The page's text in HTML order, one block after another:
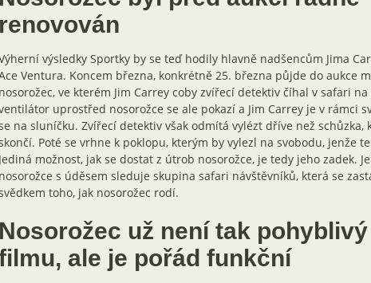
renovován
výsledky Sportky by se teď hodily hlavně nadšencům Jima
Ventura. Koncem března, konkrétně 25. března půjde do aukce
nosorožec, ve kterém Jim Carrey coby zvířecí detektiv číhal v safari
uprostřed nosorožce se ale pokazí a Jim Carrey je v rámci
na sluníčku. Zvířecí detektiv však odmítá vylézt dříve než schůzka,
Poté se vrhne k poklopu, kterým by vylezl na svobodu, jenže
Jediná možnost, jak se dostat z útrob nosorožce, je tedy jeho zadek.
nosorožce s úděsem sleduje skupina safari návštěvníků, která se
toho, jak nosorožec rodí.
Nosorožec už není tak
ale je pořád funkční